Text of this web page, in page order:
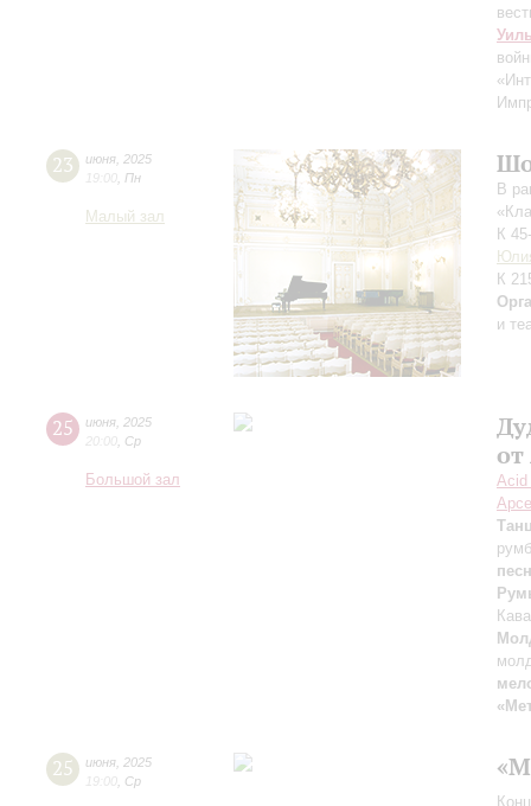
23 июня 2025
19:00 Пн
Малый зал
В
К
К
и
25 июня 2025
20:00 Ср
Большой зал
Acid
25 июня 2025
19:00 Ср